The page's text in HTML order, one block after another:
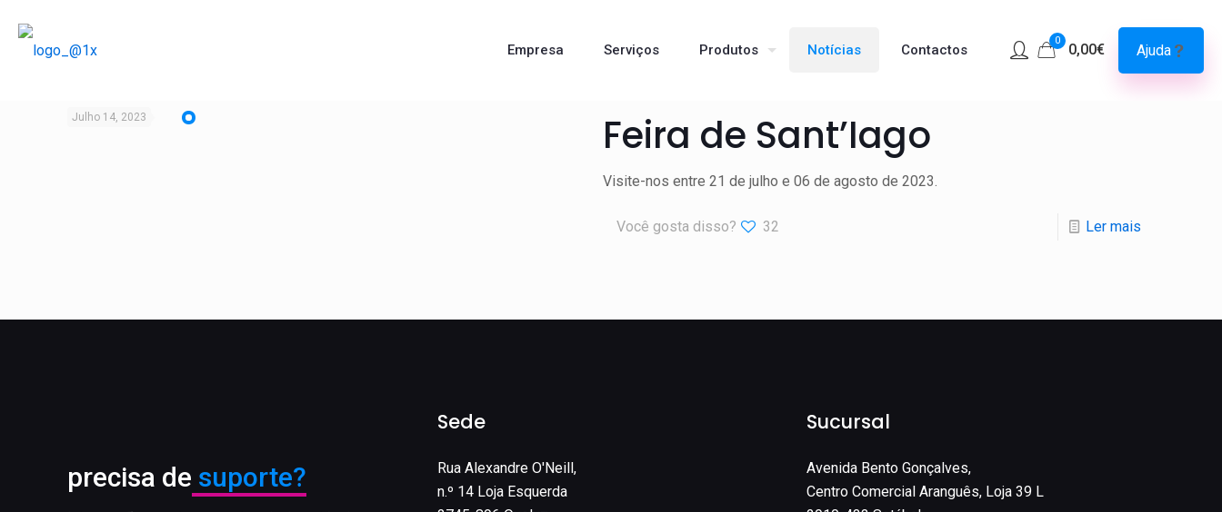
Empresa Serviços Produtos Notícias Contactos
0
0,00€ Ajuda
Julho 14, 2023 Feira de Sant’Iago
Visite-nos entre 21 de julho e 06 de agosto de 2023.
Você gosta disso? 32 Ler mais
precisa de suporte?
Sede
Rua Alexandre O'Neill,
n.º 14 Loja Esquerda
Sucursal
Avenida Bento Gonçalves,
Centro Comercial Aranguês, Loja 39 L